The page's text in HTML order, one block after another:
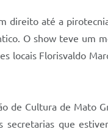
direito até a
O show teve um
locais Florisvaldo
de Cultura de Mato
secretarias que